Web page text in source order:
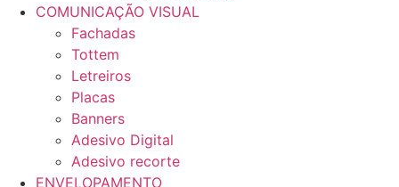
COMUNICAÇÃO VISUAL
Fachadas
Tottem
Letreiros
Placas
Banners
Adesivo Digital
Adesivo recorte
ENVELOPAMENTO